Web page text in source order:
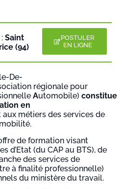
Saint
(94)
POSTULER
EN LIGNE
De-
régionale pour
Automobile) constitue
en
aux métiers des services de
de formation visant
d’Etat (du CAP au BTS), de
des services de
à finalité professionnelle)
du ministère du travail.